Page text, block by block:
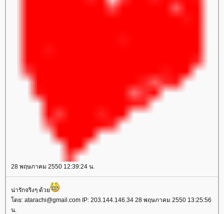
28 พฤษภาคม 2550 12:39:24 น.
น่ารักจริงๆ ด้ว
ดย: atarachi@gmail.com IP: 203.144.146.34 28 พฤษภาคม 2550 13:25:56
น.